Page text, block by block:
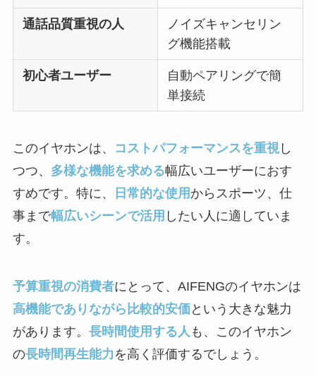
通話品質重視の人
ノイズキャンセリン
グ機能搭載
初心者ユーザー
自動ペアリングで簡
単接続
このイヤホンは、 コストパフォーマンスを重視し
つつ、 多様な機能を求める幅広いユーザーにおす
すめです。特に、
日常的な使用 からスポーツ、仕
事まで幅広いシーンで活用 したい人に適していま
す。
予算重視の消費者にとって、AIFENGのイヤホンは
高機能でありながら比較的安価という大きな魅力
があります。 長時間使用する人 も、このイヤホン
の長時間再生能力 を高く評価するでしょう。